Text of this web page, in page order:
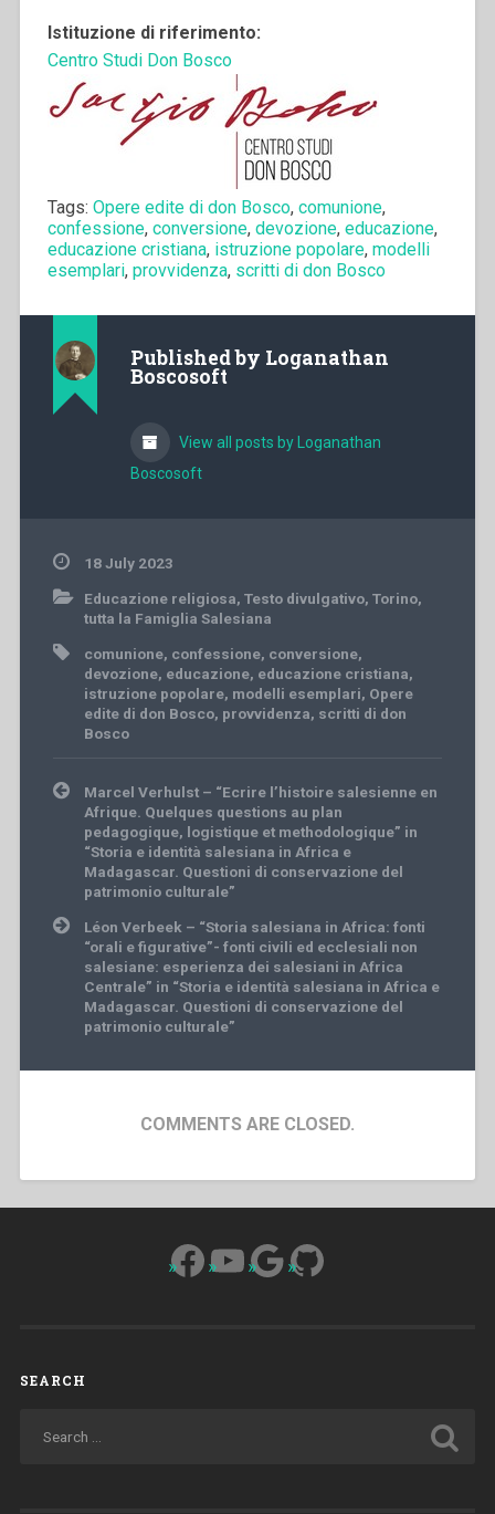
Istituzione di riferimento:
Centro Studi Don Bosco
Tags: Opere edite di don Bosco, comunione,
confessione, conversione, devozione, educazione,
educazione cristiana, istruzione popolare, modelli
esemplari, provvidenza, scritti di don Bosco
Published by Loganathan
Boscosoft
View all posts by Loganathan
Boscosoft
18 July 2023
Educazione religiosa, Testo divulgativo, Torino,
tutta la Famiglia Salesiana
comunione, confessione, conversione,
devozione, educazione, educazione cristiana,
istruzione popolare, modelli esemplari, Opere
edite di don Bosco, provvidenza, scritti di don
Bosco
Post
navigation
Marcel Verhulst – “Ecrire l’histoire salesienne en
Afrique. Quelques questions au plan
pedagogique, logistique et methodologique” in
“Storia e identità salesiana in Africa e
Madagascar. Questioni di conservazione del
patrimonio culturale”
Léon Verbeek – “Storia salesiana in Africa: fonti
“orali e figurative”- fonti civili ed ecclesiali non
salesiane: esperienza dei salesiani in Africa
Centrale” in “Storia e identità salesiana in Africa e
Madagascar. Questioni di conservazione del
patrimonio culturale”
COMMENTS ARE CLOSED.
Facebook
YouTube
Google
GitHub
SEARCH